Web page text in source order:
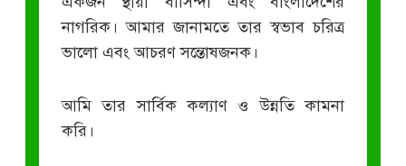
নাগরিক। আমার জানামতে তার স্বভাব চরিত্র
ভালো এবং আচরণ সন্তোষজনক।
আমি তার সার্বিক কল্যাণ ও উন্নতি কামনা
করি।